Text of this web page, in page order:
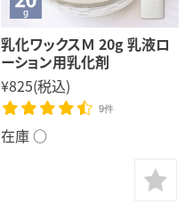
乳化ワックスＭ 20g 乳液ロ
ーション用乳化剤
¥825(税込)
9件
在庫 ○